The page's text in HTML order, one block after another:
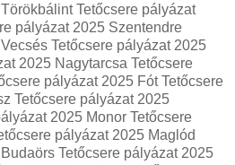
Tetőcsere pályázat
pályázat 2025 Szentendre
Tetőcsere pályázat 2025
2025 Nagytarcsa Tetőcsere
pályázat 2025 Fót Tetőcsere
Tetőcsere pályázat 2025
2025 Monor Tetőcsere
pályázat 2025 Maglód
Tetőcsere pályázat 2025